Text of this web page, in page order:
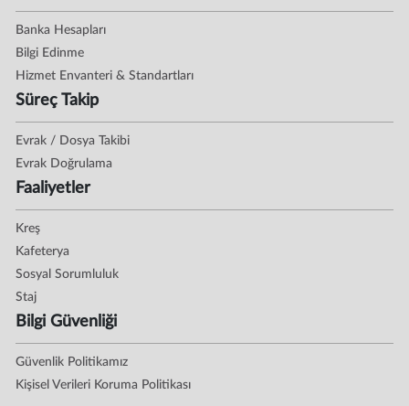
Banka Hesapları
Bilgi Edinme
Hizmet Envanteri & Standartları
Süreç Takip
Evrak / Dosya Takibi
Evrak Doğrulama
Faaliyetler
Kreş
Kafeterya
Sosyal Sorumluluk
Staj
Bilgi Güvenliği
Güvenlik Politikamız
Kişisel Verileri Koruma Politikası